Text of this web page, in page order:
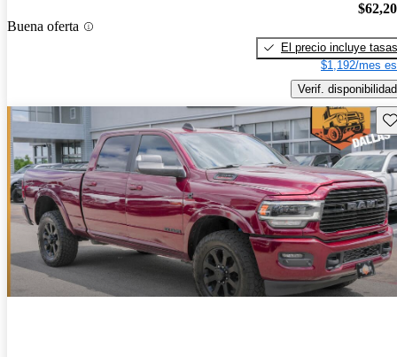
Buena oferta
El precio incluye tasas
$1,192/mes
Verif. disponibilidad